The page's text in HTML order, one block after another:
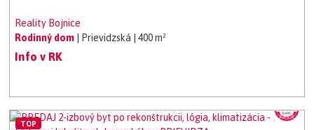
Reality Bojnice
Rodinný dom
| Prievidzská | 400 m²
Info v RK
TOP